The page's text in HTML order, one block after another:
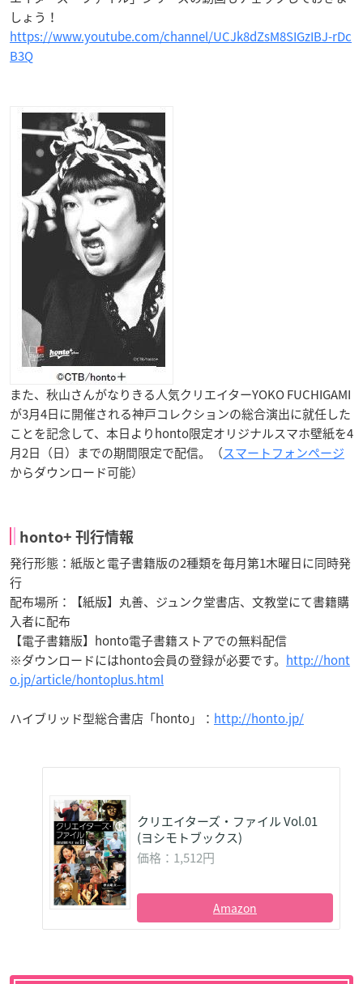
しょう！
https://www.youtube.com/channel/UCJk8dZsM8SIGzIBJ-rDc
B3Q
また、秋山さんがなりきる人気クリエイターYOKO FUCHIGAMI
が3月4日に開催される神戸コレクションの総合演出に就任した
ことを記念して、本日よりhonto限定オリジナルスマホ壁紙を4
月2日（日）までの期間限定で配信。（スマートフォンページ
からダウンロード可能）
honto+ 刊行情報
発行形態：紙版と電子書籍版の2種類を毎月第1木曜日に同時発
行
配布場所：【紙版】丸善、ジュンク堂書店、文教堂にて書籍購
入者に配布
【電子書籍版】honto電子書籍ストアでの無料配信
※ダウンロードにはhonto会員の登録が必要です。 http://hont
o.jp/article/hontoplus.html
ハイブリッド型総合書店「honto」： http://honto.jp/
クリエイターズ・ファイル Vol.01
(ヨシモトブックス)
価格：1,512円
Amazon